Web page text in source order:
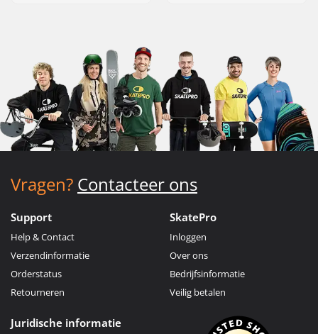
Vragen? Contacteer ons
Support
Help & Contact
Verzendinformatie
Orderstatus
Retourneren
SkatePro
Inloggen
Over ons
Bedrijfsinformatie
Veilig betalen
Juridische informatie